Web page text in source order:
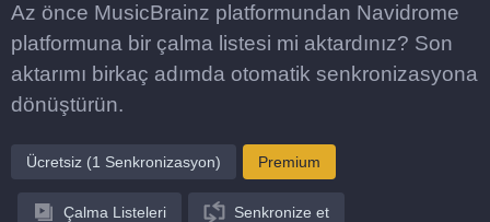
Az önce MusicBrainz platformundan Navidrome
platformuna bir çalma listesi mi aktardınız? Son
aktarımı birkaç adımda otomatik senkronizasyona
dönüştürün.
Ücretsiz (1 Senkronizasyon) Premium
Çalma Listeleri Senkronize et